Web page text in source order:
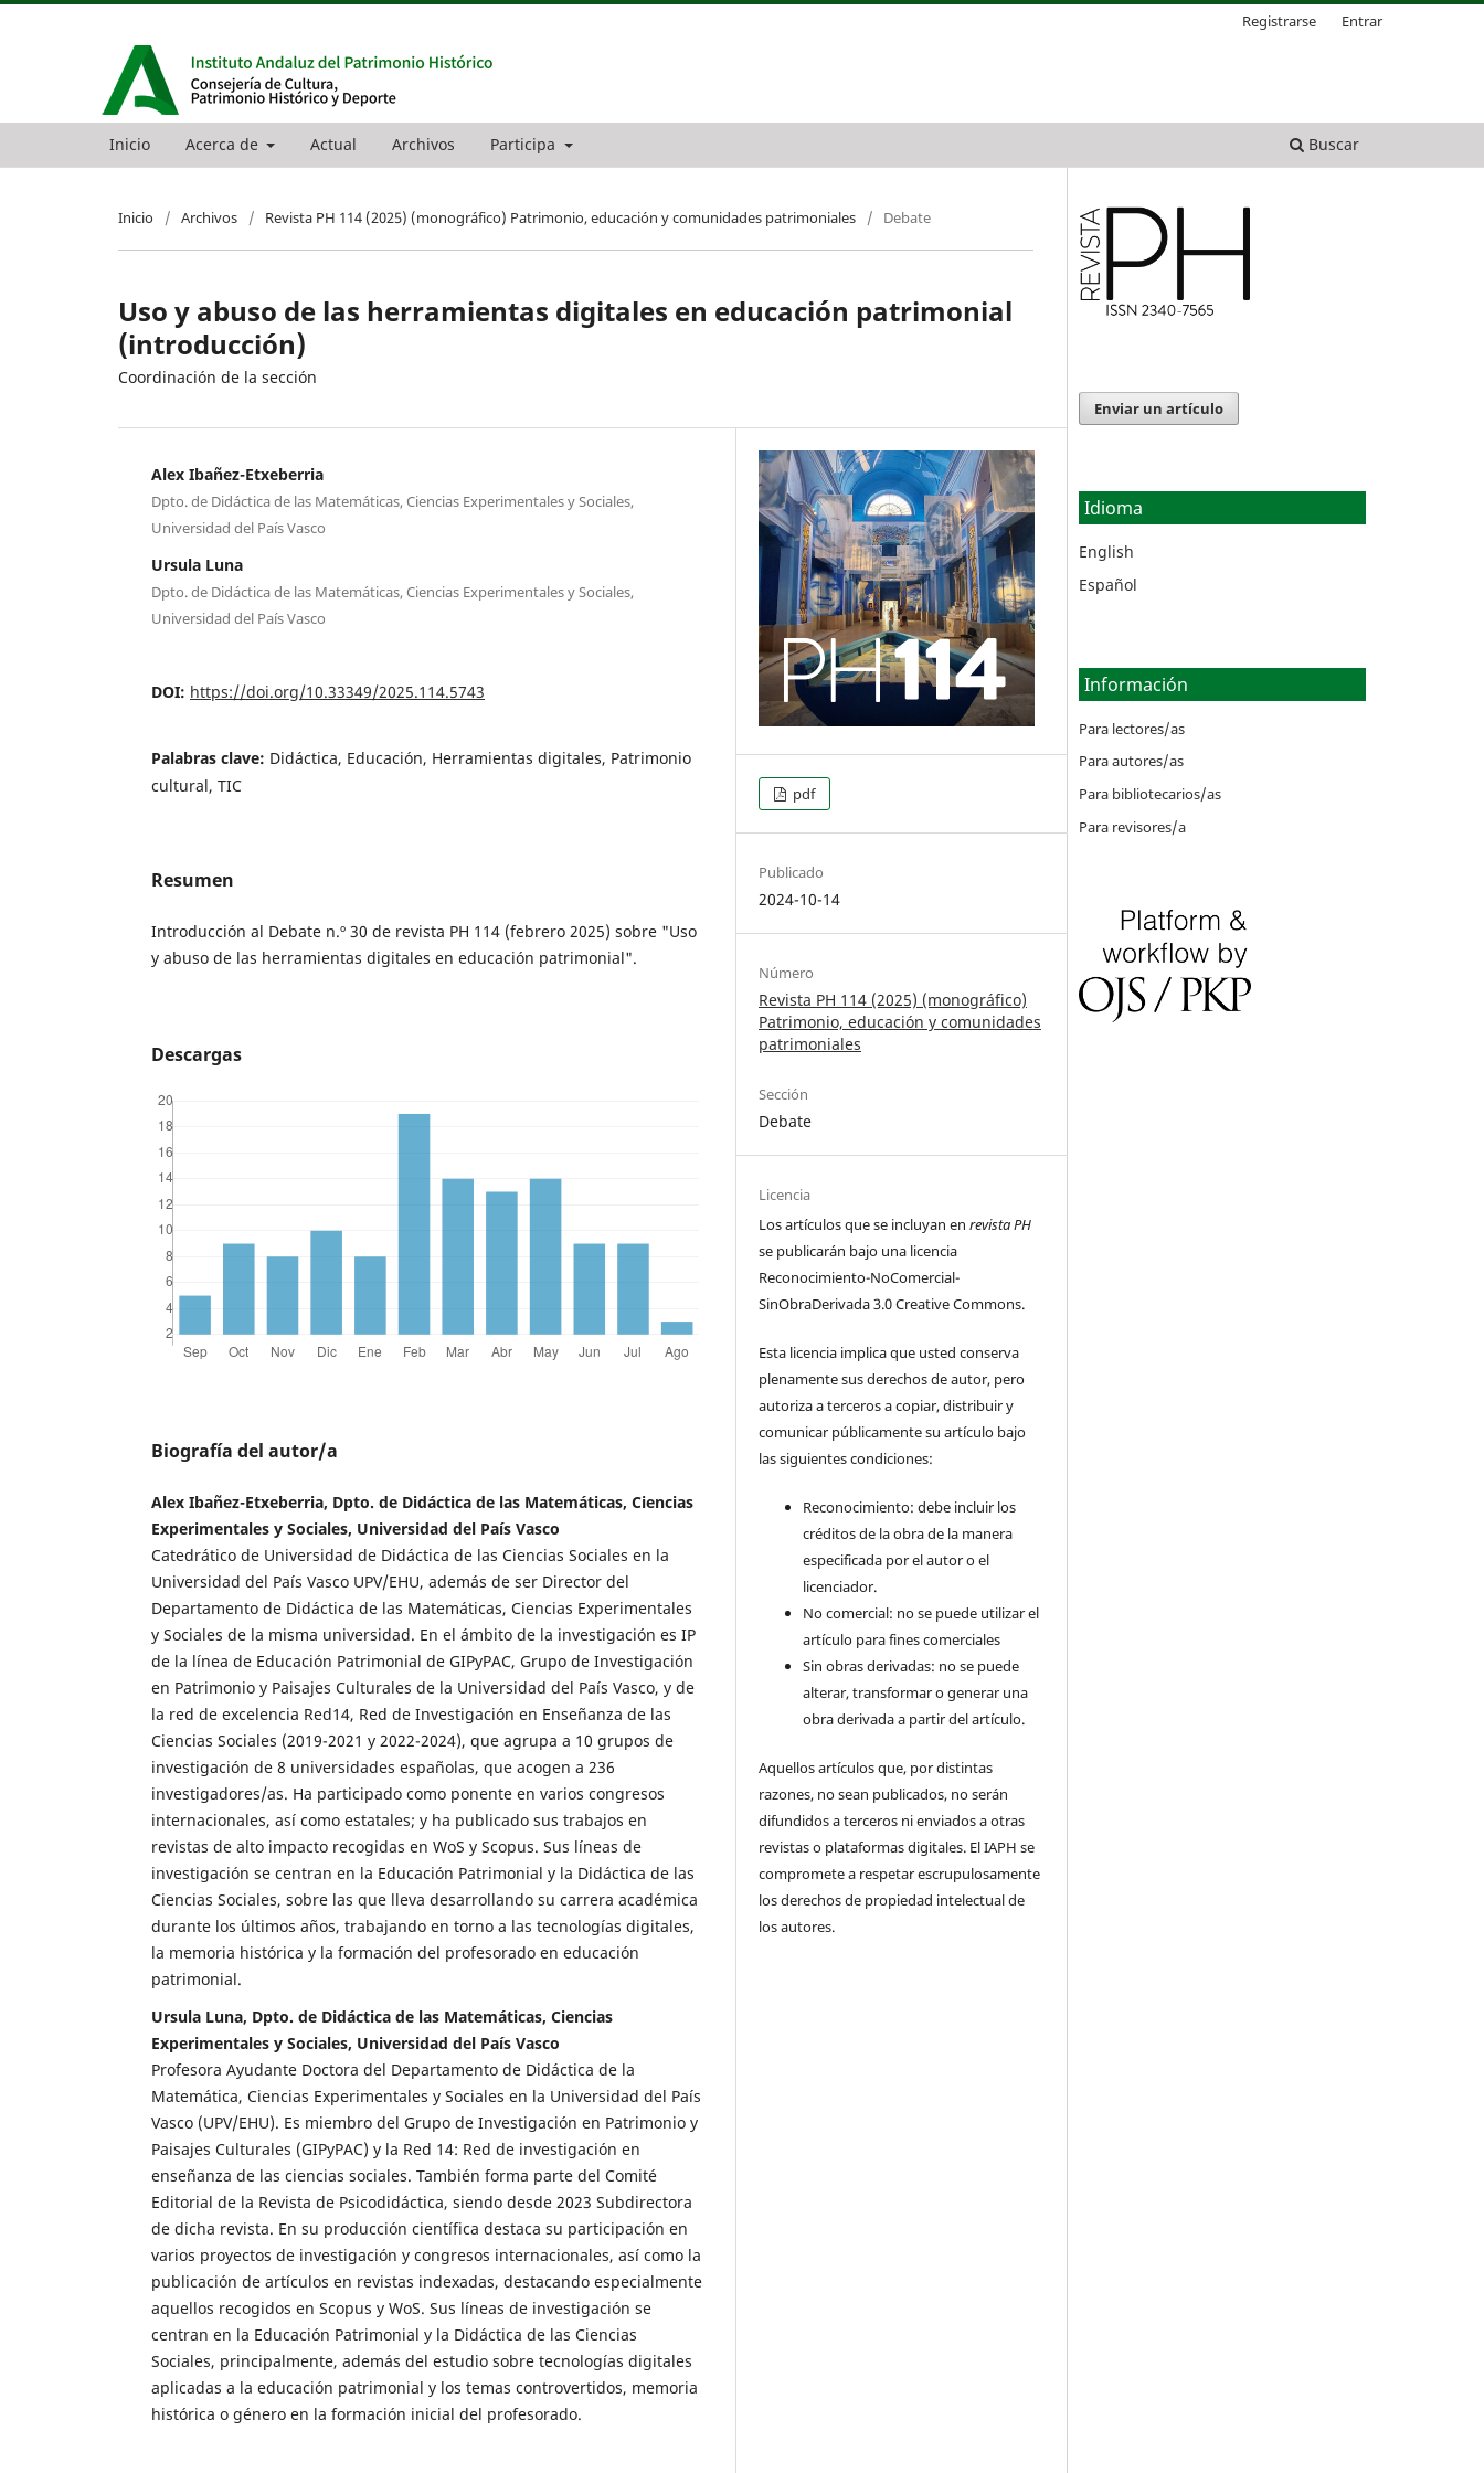
Inicio Acerca de Actual Archivos Participa Buscar
Registrarse Entrar
Inicio / Archivos / Revista PH 114 (2025) (monográfico) Patrimonio, educación y comunidades patrimoniales / Debate
Uso y abuso de las herramientas digitales en educación patrimonial
(introducción)
Coordinación de la sección
Alex Ibañez-Etxeberria
Dpto. de Didáctica de las Matemáticas, Ciencias Experimentales y Sociales,
Universidad del País Vasco
Ursula Luna
Dpto. de Didáctica de las Matemáticas, Ciencias Experimentales y Sociales,
Universidad del País Vasco
DOI: https://doi.org/10.33349/2025.114.5743
Palabras clave: Didáctica, Educación, Herramientas digitales, Patrimonio
cultural, TIC
Resumen
Introducción al Debate n.º 30 de revista PH 114 (febrero 2025) sobre "Uso
y abuso de las herramientas digitales en educación patrimonial".
Descargas
Biografía del autor/a
Alex Ibañez-Etxeberria, Dpto. de Didáctica de las Matemáticas, Ciencias
Experimentales y Sociales, Universidad del País Vasco
Catedrático de Universidad de Didáctica de las Ciencias Sociales en la
Universidad del País Vasco UPV/EHU, además de ser Director del
Departamento de Didáctica de las Matemáticas, Ciencias Experimentales
y Sociales de la misma universidad. En el ámbito de la investigación es IP
de la línea de Educación Patrimonial de GIPyPAC, Grupo de Investigación
en Patrimonio y Paisajes Culturales de la Universidad del País Vasco, y de
la red de excelencia Red14, Red de Investigación en Enseñanza de las
Ciencias Sociales (2019-2021 y 2022-2024), que agrupa a 10 grupos de
investigación de 8 universidades españolas, que acogen a 236
investigadores/as. Ha participado como ponente en varios congresos
internacionales, así como estatales; y ha publicado sus trabajos en
revistas de alto impacto recogidas en WoS y Scopus. Sus líneas de
investigación se centran en la Educación Patrimonial y la Didáctica de las
Ciencias Sociales, sobre las que lleva desarrollando su carrera académica
durante los últimos años, trabajando en torno a las tecnologías digitales,
la memoria histórica y la formación del profesorado en educación
patrimonial.
Ursula Luna, Dpto. de Didáctica de las Matemáticas, Ciencias
Experimentales y Sociales, Universidad del País Vasco
Profesora Ayudante Doctora del Departamento de Didáctica de la
Matemática, Ciencias Experimentales y Sociales en la Universidad del País
Vasco (UPV/EHU). Es miembro del Grupo de Investigación en Patrimonio y
Paisajes Culturales (GIPyPAC) y la Red 14: Red de investigación en
enseñanza de las ciencias sociales. También forma parte del Comité
Editorial de la Revista de Psicodidáctica, siendo desde 2023 Subdirectora
de dicha revista. En su producción científica destaca su participación en
varios proyectos de investigación y congresos internacionales, así como la
publicación de artículos en revistas indexadas, destacando especialmente
aquellos recogidos en Scopus y WoS. Sus líneas de investigación se
centran en la Educación Patrimonial y la Didáctica de las Ciencias
Sociales, principalmente, además del estudio sobre tecnologías digitales
aplicadas a la educación patrimonial y los temas controvertidos, memoria
histórica o género en la formación inicial del profesorado.
pdf
Publicado
2024-10-14
Número
Revista PH 114 (2025) (monográfico)
Patrimonio, educación y comunidades
patrimoniales
Sección
Debate
Licencia
Los artículos que se incluyan enrevista PH
se publicarán bajo una licencia
Reconocimiento-NoComercial-
SinObraDerivada 3.0 Creative Commons.
Esta licencia implica que usted conserva
plenamente sus derechos de autor, pero
autoriza a terceros a copiar, distribuir y
comunicar públicamente su artículo bajo
las siguientes condiciones:
Reconocimiento: debe incluir los
créditos de la obra de la manera
especificada por el autor o el
licenciador.
No comercial: no se puede utilizar el
artículo para fines comerciales
Sin obras derivadas: no se puede
alterar, transformar o generar una
obra derivada a partir del artículo.
Aquellos artículos que, por distintas
razones, no sean publicados, no serán
difundidos a terceros ni enviados a otras
revistas o plataformas digitales. El IAPH se
compromete a respetar escrupulosamente
los derechos de propiedad intelectual de
los autores.
Enviar un artículo
Idioma
English
Español
Información
Para lectores/as
Para autores/as
Para bibliotecarios/as
Para revisores/a